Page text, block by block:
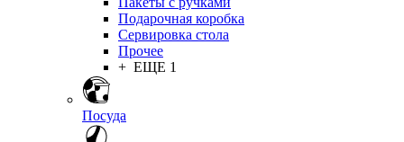
Подарочная коробка
Сервировка стола
Прочее
+ ЕЩЕ 1
Посуда